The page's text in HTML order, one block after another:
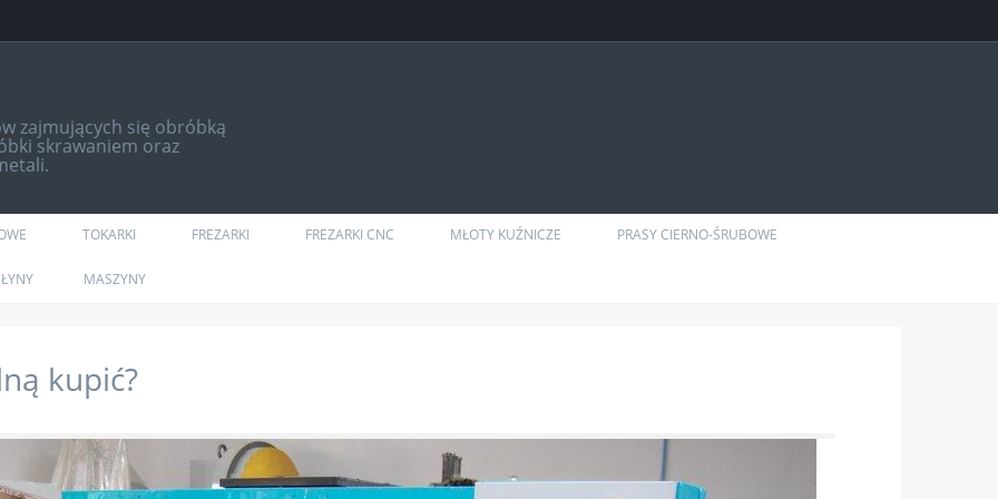
zajmujących się obróbką
skrawaniem oraz
TOKARKI FREZARKI FREZARKI CNC MŁOTY KUŹNICZE PRASY CIERNO-ŚRUBOWE
MASZYNY
kupić?